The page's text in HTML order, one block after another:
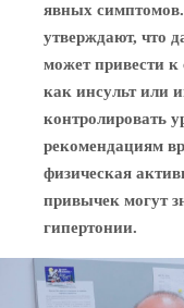
явных
утверждают, что
может привести
как инсульт или
контролировать
рекомендациям
физическая
привычек могут
гипертонии.